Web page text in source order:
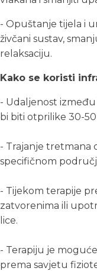
- Opuštanje tijela i
živčani sustav,
relaksaciju.
Kako se koristi
- Udaljenost
bi biti otprilike 30-50
- Trajanje tretmana
specifičnom
- Tijekom terapije
zatvorenima ili
lice.
- Terapiju je
prema savjetu